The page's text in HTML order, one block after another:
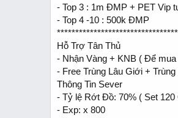
- Top 3 : 1m ĐMP + PET Vip
- Top 4 -10 : 500k ĐMP
Hỗ Trợ Tân Thủ
- Nhận Vàng + KNB ( Để mua
- Free Trùng Lâu Giới +
Thông Tin Sever
- Tỷ lệ Rớt Đồ: 70% ( Set
- Exp: x 800